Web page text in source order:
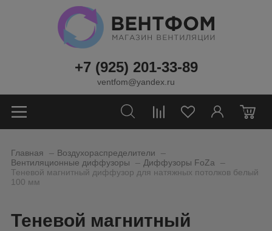
+7 (925) 201-33-89
ventfom@yandex.ru
0
Главная Воздухораспределители
Вентиляционные диффузоры _ Диффузоры FoZa
Теневой магнитный диффузор для натяжных потолков белый
100 мм
Теневой магнитный